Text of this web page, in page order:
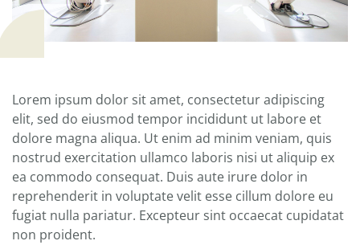
Lorem ipsum dolor sit amet, consectetur adipiscing
elit, sed do eiusmod tempor incididunt ut labore et
dolore magna aliqua. Ut enim ad minim veniam, quis
nostrud exercitation ullamco laboris nisi ut aliquip ex
ea commodo consequat. Duis aute irure dolor in
reprehenderit in voluptate velit esse cillum dolore eu
fugiat nulla pariatur. Excepteur sint occaecat cupidatat
non proident.